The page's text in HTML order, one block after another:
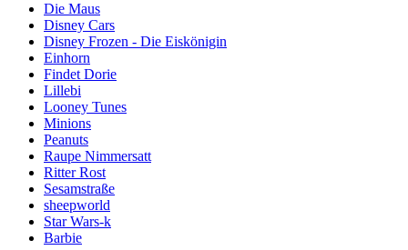
Die Maus
Disney Cars
Disney Frozen - Die Eiskönigin
Einhorn
Findet Dorie
Lillebi
Looney Tunes
Minions
Peanuts
Raupe Nimmersatt
Ritter Rost
Sesamstraße
sheepworld
Star Wars-k
Barbie